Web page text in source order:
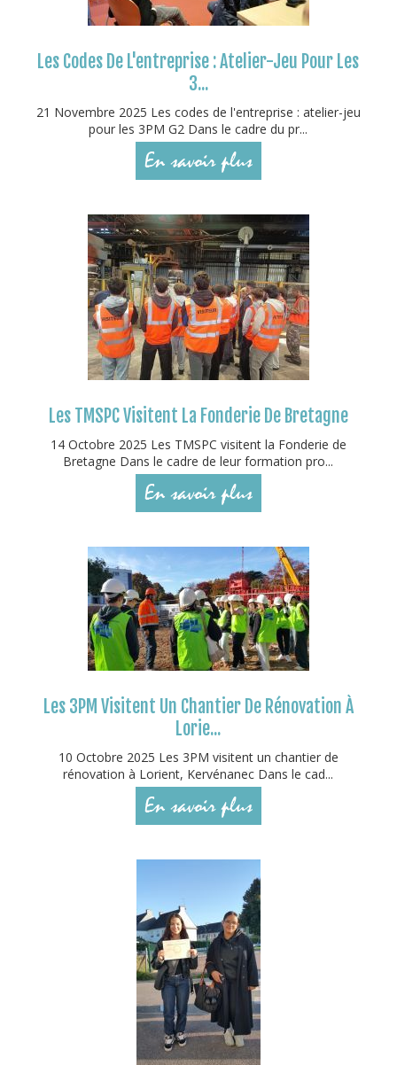
Les Codes De L'entreprise : Atelier-Jeu Pour Les
3...
21 Novembre 2025 Les codes de l'entreprise : atelier-jeu
pour les 3PM G2 Dans le cadre du pr...
En savoir plus
Les TMSPC Visitent La Fonderie De Bretagne
14 Octobre 2025 Les TMSPC visitent la Fonderie de
Bretagne Dans le cadre de leur formation pro...
En savoir plus
Les 3PM Visitent Un Chantier De Rénovation À
Lorie...
10 Octobre 2025 Les 3PM visitent un chantier de
rénovation à Lorient, Kervénanec Dans le cad...
En savoir plus